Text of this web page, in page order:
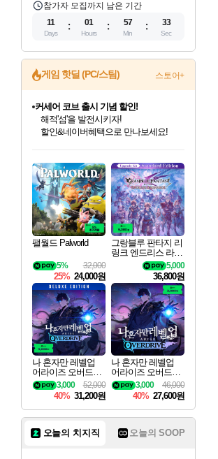
참가자 모집까지 남은 기간
11
Days
01
Hours
57
Min
32
Sec
게임 핫딜 (PC/스팀) 스토어+
최대 90% 할인가를 만나보세요!
네이버혜택과 함께 만나보세요!
50%할인&추가 적립까지!
네이버 포인트 혜택까지!
이니&베니 혜택까지!
네이버 혜택가와 함께 예약하세요!
커세어 코브 출시 기념 할인!
해적'섬'을 발전시키자!
할인&네이버혜택으로 만나보세요!
네이버페이 혜택과 만나보세요!
40주년 프로모션으로 만나보세요!
할인가에 만나보세요!
일부 에디션 상시 할인!
혜택으로 예약 판매 중
편안하게 충전하세요
팰월드 Palworld
32,000
5%
25% 24,000원
그랑블루 판타지 리
링크 엔드리스 라그
나로크 업그레이드
킷 Granblue Fantasy
Relink Endless Ragn
arok Upgrade Kit DL
C
5,000
36,800원
나 혼자만 레벨업
어라이즈 오버드라
이브 디럭스 에디션
Solo Leveling Arise
Overdrive Deluxe Edi
tion
52,000
3,000
40% 31,200원
나 혼자만 레벨업
어라이즈 오버드라
이브 Solo Leveling A
rise
46,000
3,000
40% 27,600원
오늘의 치지직 오늘의 SOOP